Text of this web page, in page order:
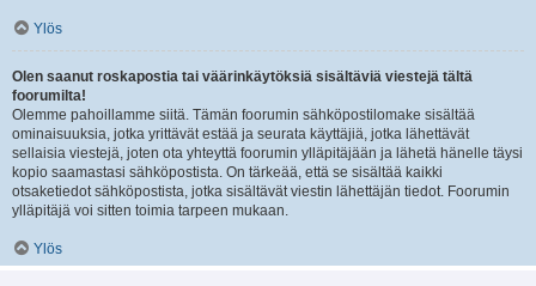
Ylös
Olen saanut roskapostia tai väärinkäytöksiä sisältäviä viestejä tältä
foorumilta!
Olemme pahoillamme siitä. Tämän foorumin sähköpostilomake sisältää
ominaisuuksia, jotka yrittävät estää ja seurata käyttäjiä, jotka lähettävät
sellaisia viestejä, joten ota yhteyttä foorumin ylläpitäjään ja lähetä hänelle täysi
kopio saamastasi sähköpostista. On tärkeää, että se sisältää kaikki
otsaketiedot sähköpostista, jotka sisältävät viestin lähettäjän tiedot. Foorumin
ylläpitäjä voi sitten toimia tarpeen mukaan.
Ylös